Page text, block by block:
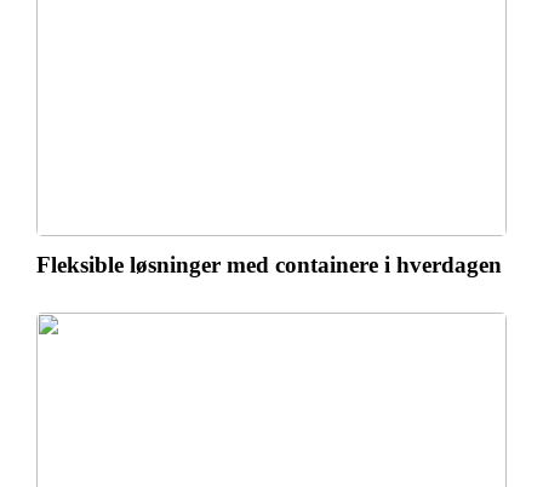
Fleksible løsninger med containere i hverdagen